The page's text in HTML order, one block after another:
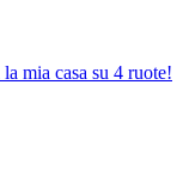
mia casa su 4 ruote!